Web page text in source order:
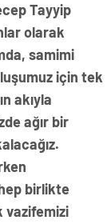
Tayyip
olarak
samimi
için tek
akıyla
ağır bir
birlikte
vazifemizi